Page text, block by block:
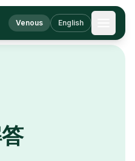
Venous English